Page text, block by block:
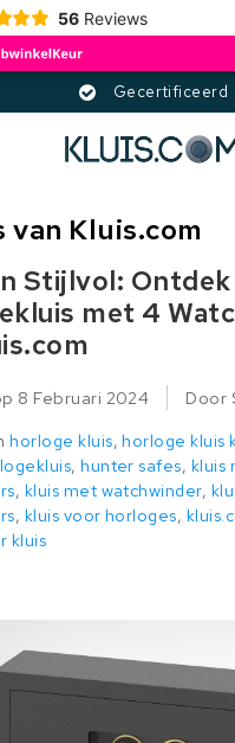
56 Reviews
Gecertificeerd
van Kluis.com
Stijlvol: Ontdek
met 4
8 Februari 2024
Door
horloge kluis,horloge kluis
,hunter safes, kluis
, kluis met watchwinder,
, kluis voor horloges,
kluis